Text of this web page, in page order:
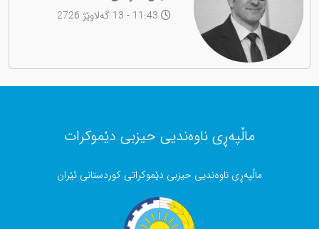
ماڵپەڕی ناوەندیی حیزبی دێموکرات
ماڵپەڕی ناوەندیی حیزبی دێموکراتی کوردستانی ئێران